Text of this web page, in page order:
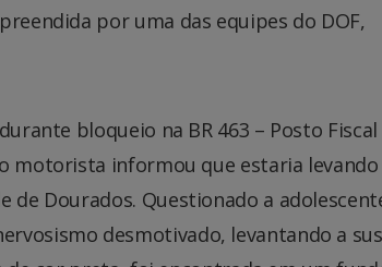
por uma das equipes do DOF,
bloqueio na BR 463 – Posto Fiscal
motorista informou que estaria levando
de Dourados. Questionado a
desmotivado, levantando a